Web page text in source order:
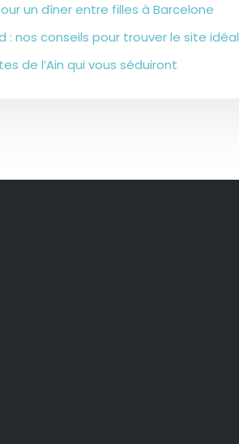
un dîner entre filles à Barcelone
: nos conseils pour trouver le site idéal
de l’Ain qui vous séduiront